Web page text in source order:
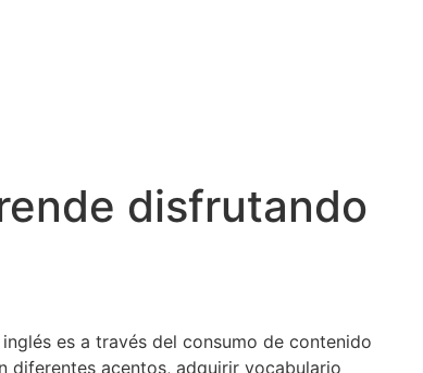
disfrutando
es a través del consumo de contenido
diferentes acentos, adquirir vocabulario